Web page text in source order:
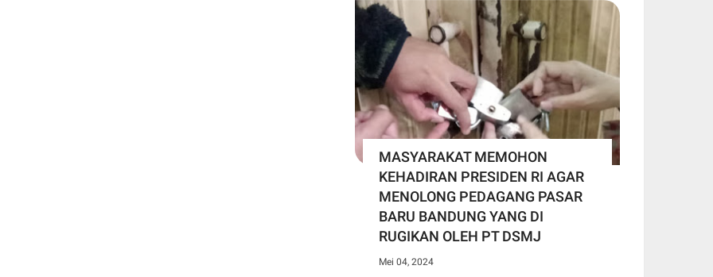
MASYARAKAT MEMOHON
KEHADIRAN PRESIDEN RI AGAR
MENOLONG PEDAGANG PASAR
BARU BANDUNG YANG DI
RUGIKAN OLEH PT DSMJ
Mei 04, 2024